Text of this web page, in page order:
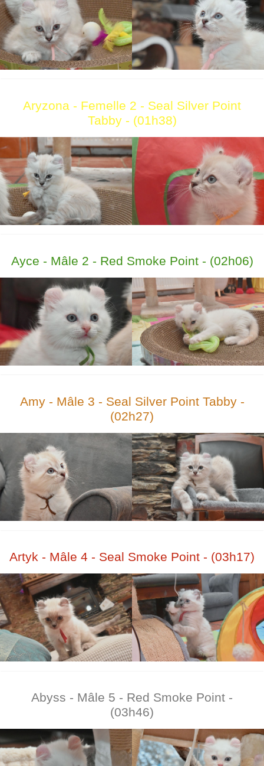
Aryzona - Femelle 2 - Seal Silver Point
Tabby - (01h38)
Ayce - Mâle 2 - Red Smoke Point - (02h06)
Amy - Mâle 3 - Seal Silver Point Tabby -
(02h27)
Artyk - Mâle 4 - Seal Smoke Point - (03h17)
Abyss - Mâle 5 - Red Smoke Point -
(03h46)